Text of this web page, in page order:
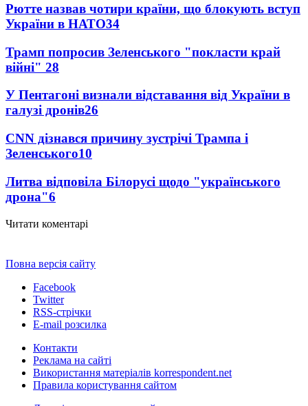
Рютте назвав чотири країни, що блокують вступ
України в НАТО34
Трамп попросив Зеленського "покласти край
війні" 28
У Пентагоні визнали відставання від України в
галузі дронів26
CNN дізнався причину зустрічі Трампа і
Зеленського10
Литва відповіла Білорусі щодо "українського
дрона"6
Читати коментарі
Повна версія сайту
Facebook
Twitter
RSS-стрічки
E-mail розсилка
Контакти
Реклама на сайті
Використання матеріалів korrespondent.net
Правила користування сайтом